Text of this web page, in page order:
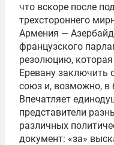
что вскоре после
трехстороннего
Армения —
французского
резолюцию,
Еревану заключить
союз и, возможно,
Впечатляет
представители
различных
документ: «за»